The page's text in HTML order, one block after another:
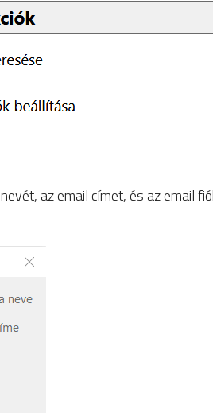
az email címet, és az email